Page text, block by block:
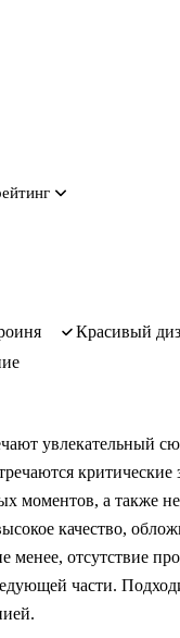
красивый
увлекательный
моментов, а также
качество,
менее, отсутствие
части.